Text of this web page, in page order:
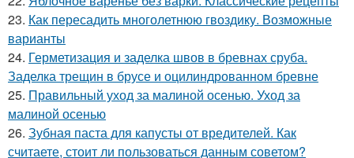
23. Как пересадить многолетнюю гвоздику. Возможные
варианты
24. Герметизация и заделка швов в бревнах сруба.
Заделка трещин в брусе и оцилиндрованном бревне
25. Правильный уход за малиной осенью. Уход за
малиной осенью
26. Зубная паста для капусты от вредителей. Как
считаете, стоит ли пользоваться данным советом?